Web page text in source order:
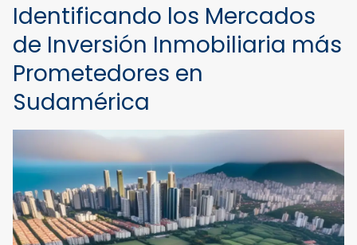
Identificando los Mercados
de Inversión Inmobiliaria más
Prometedores en
Sudamérica